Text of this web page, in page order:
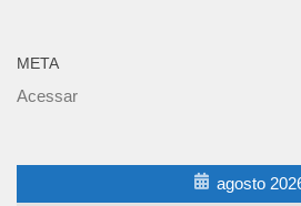
META
Acessar
agosto